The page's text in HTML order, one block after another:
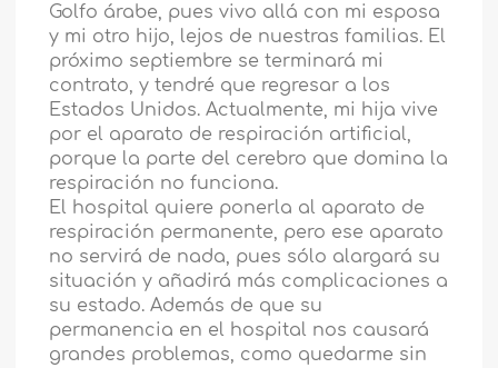
Golfo árabe, pues vivo allá con mi esposa
y mi otro hijo, lejos de nuestras familias. El
próximo septiembre se terminará mi
contrato, y tendré que regresar a los
Estados Unidos. Actualmente, mi hija vive
por el aparato de respiración artificial,
porque la parte del cerebro que domina la
respiración no funciona.
El hospital quiere ponerla al aparato de
respiración permanente, pero ese aparato
no servirá de nada, pues sólo alargará su
situación y añadirá más complicaciones a
su estado. Además de que su
permanencia en el hospital nos causará
grandes problemas, como quedarme sin